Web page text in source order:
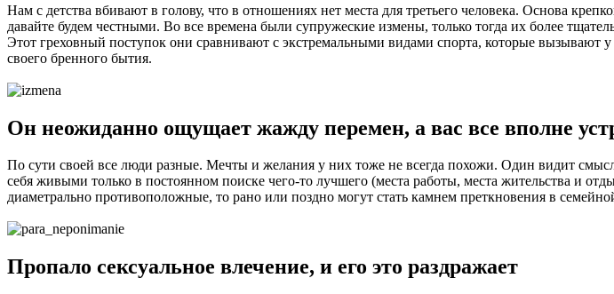
Нам с детства вбивают в голову, что в отношениях нет места для третьего человека. Основа
давайте будем честными. Во все времена были супружеские измены, только тогда их более
Этот греховный поступок они сравнивают с экстремальными видами спорта, которые вызывают
своего бренного бытия.
Он неожиданно ощущает жажду перемен, а вас все вполне
По сути своей все люди разные. Мечты и желания у них тоже не всегда похожи. Один видит
себя живыми только в постоянном поиске чего-то лучшего (места работы, места жительства и
диаметрально противоположные, то рано или поздно могут стать камнем преткновения в
Пропало сексуальное влечение, и его это раздражает